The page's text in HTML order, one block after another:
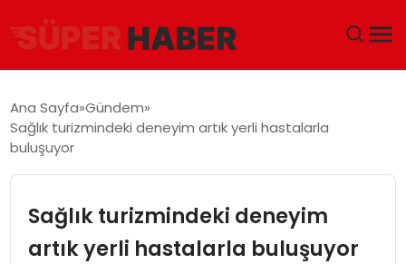
GÜNDEM
EĞITIM
Ana Sayfa Gündem
Sağlık turizmindeki deneyim artık yerli hastalarla
buluşuyor
Sağlık turizmindeki deneyim
artık yerli hastalarla buluşuyor